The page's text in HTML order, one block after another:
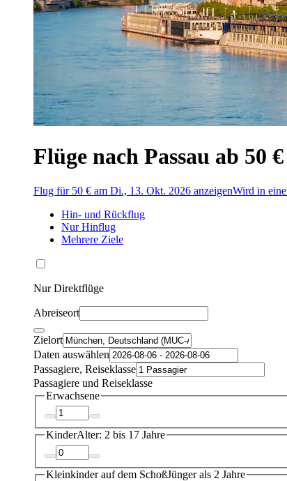
Flüge nach Passau ab 50 €
Flug für 50 € am Di., 13. Okt. 2026 anzeigenWird in
Hin- und Rückflug
Nur Hinflug
Mehrere Ziele
Nur Direktflüge
Abreiseort
Zielort
Daten auswählen
Passagiere, Reiseklasse
Passagiere und Reiseklasse
Erwachsene
KinderAlter: 2 bis 17 Jahre
Kleinkinder auf dem SchoßJünger als 2 Jahre